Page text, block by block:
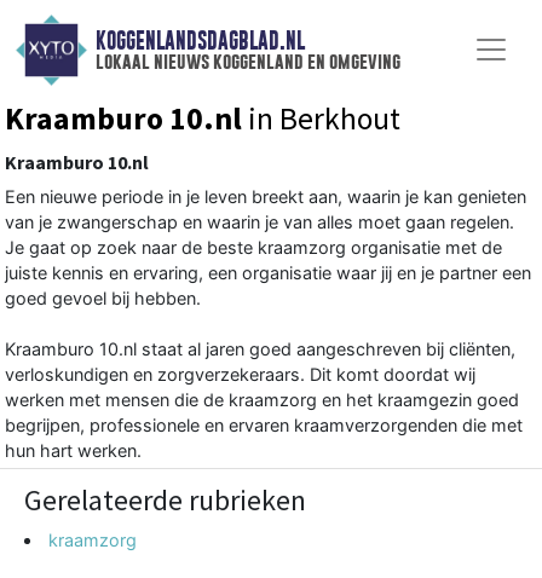
KOGGENLANDSDAGBLAD.NL
lokaal nieuws koggenland en omgeving
Kraamburo 10.nl in Berkhout
Kraamburo 10.nl
Een nieuwe periode in je leven breekt aan, waarin je kan genieten
van je zwangerschap en waarin je van alles moet gaan regelen.
Je gaat op zoek naar de beste kraamzorg organisatie met de
juiste kennis en ervaring, een organisatie waar jij en je partner een
goed gevoel bij hebben.
Kraamburo 10.nl staat al jaren goed aangeschreven bij cliënten,
verloskundigen en zorgverzekeraars. Dit komt doordat wij
werken met mensen die de kraamzorg en het kraamgezin goed
begrijpen, professionele en ervaren kraamverzorgenden die met
hun hart werken.
Gerelateerde rubrieken
kraamzorg